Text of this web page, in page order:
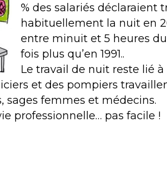
% des salariés déclaraient
habituellement la nuit en
entre minuit et 5 heures
fois plus qu’en 1991..
Le travail de nuit reste lié
et des pompiers
sages femmes et médecins.
professionnelle… pas facile !